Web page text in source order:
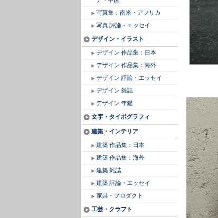
写真集：南米・アフリカ
写真 評論・エッセイ
デザイン・イラスト
デザイン 作品集：日本
デザイン 作品集：海外
デザイン 評論・エッセイ
デザイン 雑誌
デザイン 年鑑
文字・タイポグラフィ
建築・インテリア
建築 作品集：日本
建築 作品集：海外
建築 雑誌
建築 評論・エッセイ
家具・プロダクト
工芸・クラフト